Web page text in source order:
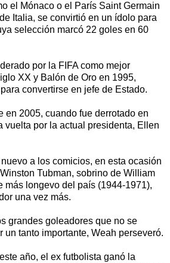
el Mónaco o el París Saint Germain
Italia, se convirtió en un ídolo para
selección marcó 22 goles en 60
por la FIFA como mejor
XX y Balón de Oro en 1995,
convertirse en jefe de Estado.
en 2005, cuando fue derrotado en
vuelta por la actual presidenta, Ellen
a los comicios, en esta ocasión
Tubman, sobrino de William
más longevo del país (1944-1971),
una vez más.
grandes goleadores que no se
un tanto importante, Weah perseveró.
año, el ex futbolista ganó la